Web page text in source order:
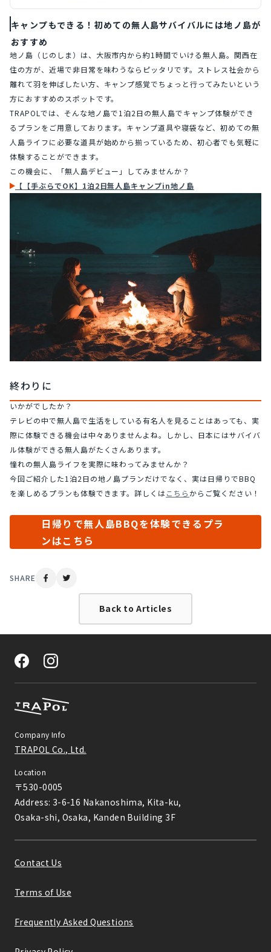
感じているあなたへ。この記事では、関西からアクセス可能なおす
すめの無人島スポットを厳選してご紹介。それぞれの島の魅力や楽
しみ方、そしてアクセス方法まで詳しく解説します。さあ、非日常
の世界へ飛び込んで、心と体をリフレッシュする冒険に出かけまし
ょう。
キャンプもできる！初めての無人島サバイバルには地ノ島が
おすすめ
地ノ島（じのしま）は、大阪市内から約1時間でいける無人島。関西在
住の方が、近場で非日常を味わうならピッタリです。ストレス社会から
離れて羽を伸ばしたい方、キャンプ感覚でちょっと行ってみたいという
方におすすめのスポットです。
TRAPOLでは、そんな地ノ島で1泊2日の無人島でキャンプ体験ができ
るプランをご用意しております。キャンプ道具や寝袋など、初めての無
人島ライフに必要な道具が始めから揃っているため、初心者でも気軽に
体験することができます。
この機会に、「無人島デビュー」してみませんか？
【【手ぶらでOK】1泊2日無人島キャンプin地ノ島
終わりに
いかがでしたか？
テレビの中で無人島で生活をしている有名人を見ることはあっても、実
際に体験できる機会は中々ありませんよね。しかし、日本にはサバイバ
ル体験ができる無人島がたくさんあります。
憧れの無人島ライフを実際に味わってみませんか？
今回ご紹介した1泊2日の地ノ島プランだけでなく、実は日帰りでBBQ
を楽しめるプランも体験できます。詳しくはこちら からご覧ください！
日帰りで無人島BBQを体験できるプラ
ンはこちら
SHARE
Back to Articles
Company Info
TRAPOL Co., Ltd.
Location
〒530-0005
Address: 3-6-16 Nakanoshima, Kita-ku,
Osaka-shi, Osaka, Kanden Building 3F
Contact Us
Terms of Use
Frequently Asked Questions